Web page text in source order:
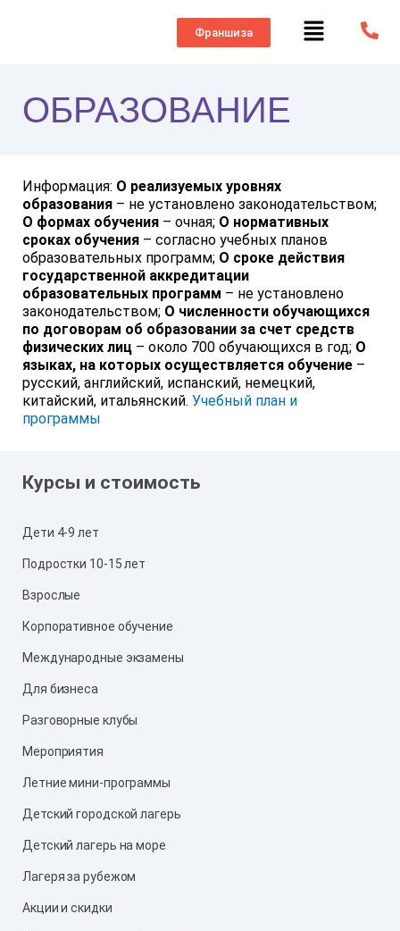
Франшиза
ОБРАЗОВАНИЕ
Информация: О реализуемых уровнях
образования – не установлено законодательством;
О формах обучения – очная; О нормативных
сроках обучения – согласно учебных планов
образовательных программ; О сроке действия
государственной аккредитации
образовательных программ – не установлено
законодательством; О численности обучающихся
по договорам об образовании за счет средств
физических лиц – около 700 обучающихся в год; О
языках, на которых осуществляется обучение –
русский, английский, испанский, немецкий,
китайский, итальянский. Учебный план и
программы
Курсы и стоимость
Дети 4-9 лет
Подростки 10-15 лет
Взрослые
Корпоративное обучение
Международные экзамены
Для бизнеса
Разговорные клубы
Мероприятия
Летние мини-программы
Детский городской лагерь
Детский лагерь на море
Лагеря за рубежом
Акции и скидки